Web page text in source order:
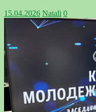
15.04.2026 Natali 0